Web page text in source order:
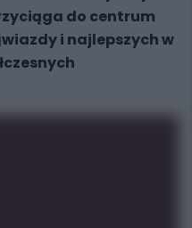
do centrum
i najlepszych w